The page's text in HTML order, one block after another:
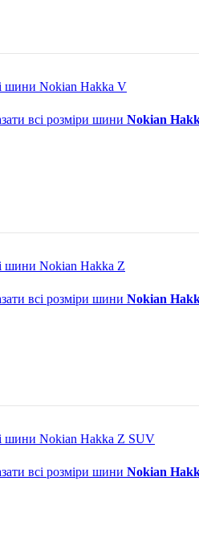
шини Nokian Hakka V
всі розміри шини Nokian
шини Nokian Hakka Z
всі розміри шини Nokian
шини Nokian Hakka Z SUV
всі розміри шини Nokian